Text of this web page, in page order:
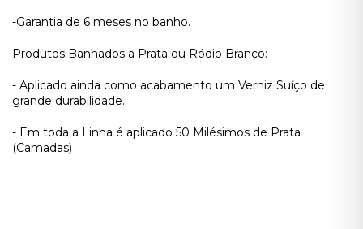
-Garantia de 6 meses no banho.
Produtos Banhados a Prata ou Ródio Branco:
- Aplicado ainda como acabamento um Verniz Suíço de
grande durabilidade.
- Em toda a Linha é aplicado 50 Milésimos de Prata
(Camadas)